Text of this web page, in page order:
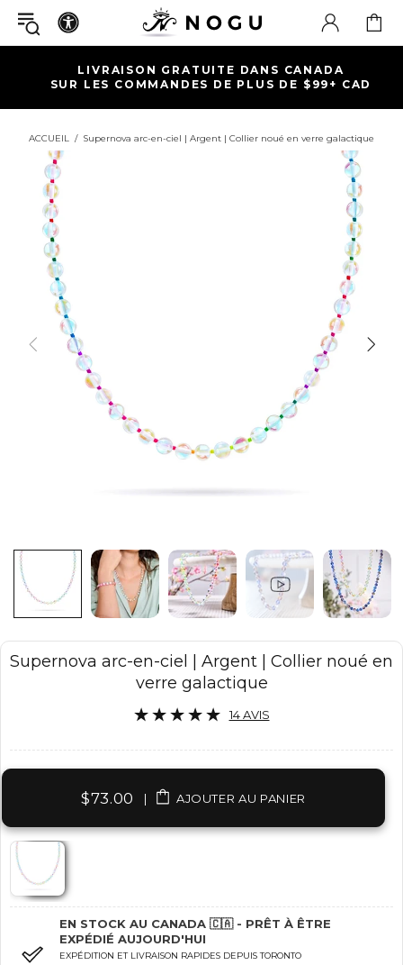
LIVRAISON GRATUITE DANS CANADA
SUR LES COMMANDES DE PLUS DE $99+ CAD
ACCUEIL Supernova arc-en-ciel | Argent | Collier noué en verre galactique
Supernova arc-en-ciel | Argent | Collier noué en
verre galactique
14 AVIS
$73.00 | AJOUTER AU PANIER
EN STOCK AU CANADA 🇨🇦 - PRÊT À ÊTRE
EXPÉDIÉ AUJOURD'HUI
EXPÉDITION ET LIVRAISON RAPIDES DEPUIS TORONTO